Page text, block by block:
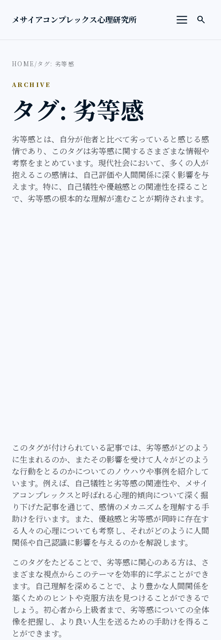
メサイアコンプレックス心理研究所
メニュー
検索を
search
HOME/タグ: 劣等感
ARCHIVE
タグ: 劣等感
劣等感とは、自分が他者と比べて劣っていると感じる感
情であり、このタグは劣等感に関するさまざまな情報や
考察をまとめています。現代社会において、多くの人が
抱えるこの感情は、自己評価や人間関係に深く影響を与
えます。特に、自己犠牲や優越感との関連性を探ること
で、劣等感の根本的な理解が進むことが期待されます。
このタグが付けられている記事では、劣等感がどのよう
に生まれるのか、またその影響を受けて人々がどのよう
な行動をとるのかについてのノウハウや事例を紹介して
います。例えば、自己犠牲と劣等感の関連性や、メサイ
アコンプレックスと呼ばれる心理的傾向について深く掘
り下げた記事を通じて、感情のメカニズムを理解する手
助けを行います。また、優越感と劣等感が同時に存在す
る人々の心理についても考察し、それがどのように人間
関係や自己認識に影響を与えるのかを解説します。
このタグをたどることで、劣等感に関心のある方は、さ
まざまな視点からこのテーマを効率的に学ぶことができ
ます。自己理解を深めることで、より豊かな人間関係を
築くためのヒントや克服方法を見つけることができるで
しょう。初心者から上級者まで、劣等感についての全体
像を把握し、より良い人生を送るための手助けを得るこ
とができます。